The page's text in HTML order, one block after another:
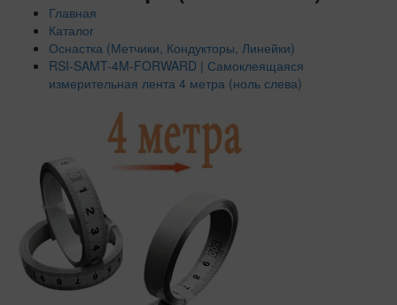
Главная
Каталог
Оснастка (Метчики, Кондукторы, Линейки)
RSI-SAMT-4M-FORWARD | Самоклеящаяся
измерительная лента 4 метра (ноль слева)